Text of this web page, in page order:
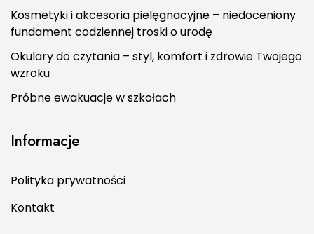
Kosmetyki i akcesoria pielęgnacyjne – niedoceniony
fundament codziennej troski o urodę
Okulary do czytania – styl, komfort i zdrowie Twojego
wzroku
Próbne ewakuacje w szkołach
Informacje
Polityka prywatności
Kontakt